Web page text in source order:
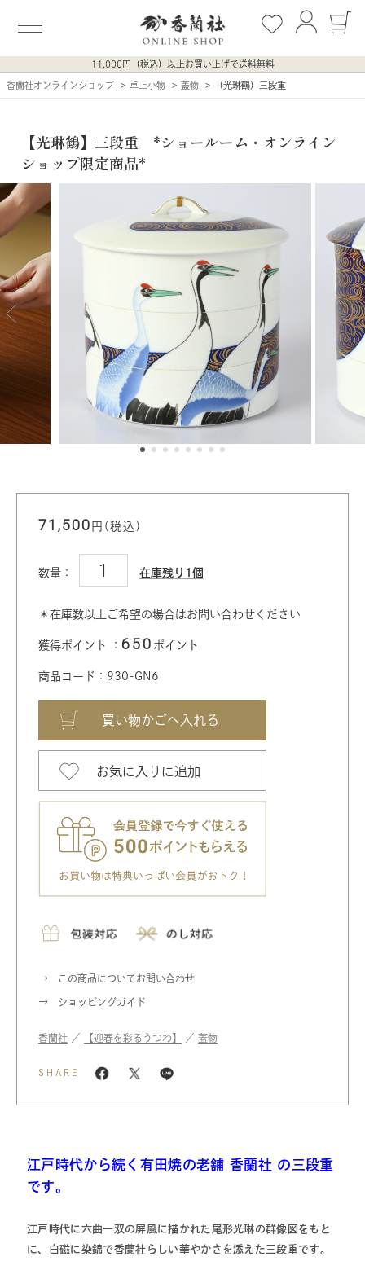
11,000円（税込）以上お買い上げで送料無料
香蘭社オンラインショップ 卓上小物 蓋物 （光琳鶴）三段重
【光琳鶴】三段重 *ショールーム・オンライン
ショップ限定商品*
71,500 円(税込)
数量： 在庫残り1個
＊在庫数以上ご希望の場合はお問い合わせください
獲得ポイント ： 650 ポイント
商品コード：930-GN6
お気に入りに追加
この商品についてお問い合わせ
ショッピングガイド
香蘭社 ／ 【迎春を彩るうつわ】 ／ 蓋物
SHARE
江戸時代から続く有田焼の老舗 香蘭社 の三段重
です。
江戸時代に六曲一双の屏風に描かれた尾形光琳の群像図をもと
に、白磁に染錦で香蘭社らしい華やかさを添えた三段重です。